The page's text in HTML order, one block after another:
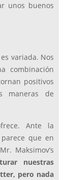
unos buenos
variada. Nos
combinación
positivos
maneras de
Ante la
que en
Maksimov’s
nuestras
pero nada